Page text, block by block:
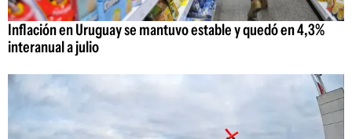
Inflación en Uruguay se mantuvo estable y quedó en 4,3%
interanual a julio